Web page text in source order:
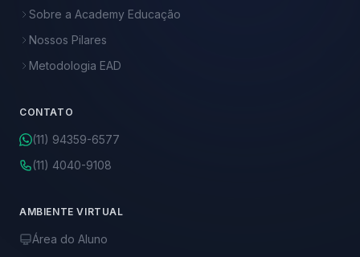
Sobre a Academy Educação
Nossos Pilares
Metodologia EAD
CONTATO
(11) 94359-6577
(11) 4040-9108
AMBIENTE VIRTUAL
Área do Aluno